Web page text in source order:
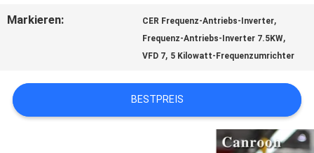
PRIVACY
Markieren: CER Frequenz-Antriebs-Inverter,
Frequenz-Antriebs-Inverter 7.5KW,
VFD 7, 5 Kilowatt-Frequenzumrichter
BESTPREIS